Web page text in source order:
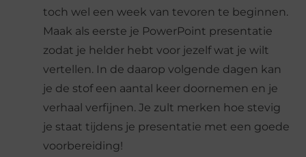
toch wel een week van tevoren te beginnen.
Maak als eerste je PowerPoint presentatie
zodat je helder hebt voor jezelf wat je wilt
vertellen. In de daarop volgende dagen kan
je de stof een aantal keer doornemen en je
verhaal verfijnen. Je zult merken hoe stevig
je staat tijdens je presentatie met een goede
voorbereiding!